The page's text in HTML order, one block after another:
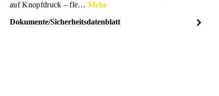
auf Knopfdruck – fle…Mehr
Dokumente/Sicherheitsdatenblatt